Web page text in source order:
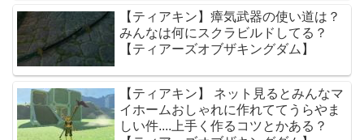
【ティアキン】瘴気武器の使い道は？
みんなは何にスクラビルドしてる？
【ティアーズオブザキングダム】
【ティアキン】 ネット見るとみんなマ
イホームおしゃれに作れててうらやま
しい件....上手く作るコツとかある？